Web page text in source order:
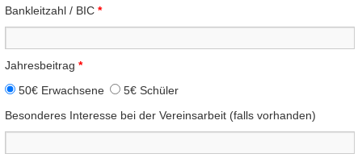
Bankleitzahl / BIC *
Jahresbeitrag *
50€ Erwachsene
5€ Schüler
Besonderes Interesse bei der Vereinsarbeit (falls vorhanden)